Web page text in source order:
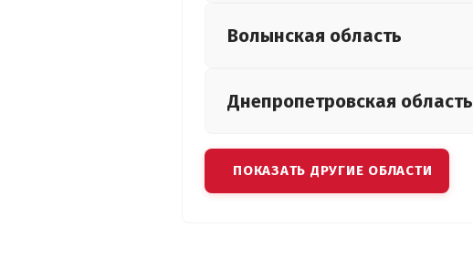
Волынская область
Днепропетровская область
ПОКАЗАТЬ ДРУГИЕ ОБЛАСТИ